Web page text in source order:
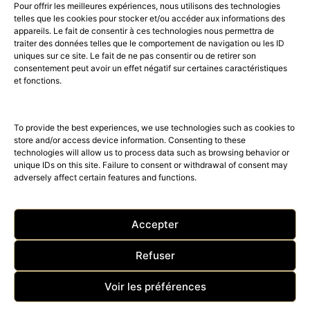
Pour offrir les meilleures expériences, nous utilisons des technologies
telles que les cookies pour stocker et/ou accéder aux informations des
appareils. Le fait de consentir à ces technologies nous permettra de
traiter des données telles que le comportement de navigation ou les ID
uniques sur ce site. Le fait de ne pas consentir ou de retirer son
consentement peut avoir un effet négatif sur certaines caractéristiques
et fonctions.
To provide the best experiences, we use technologies such as cookies to
store and/or access device information. Consenting to these
technologies will allow us to process data such as browsing behavior or
unique IDs on this site. Failure to consent or withdrawal of consent may
adversely affect certain features and functions.
Accepter
Refuser
Voir les préférences
52K 15K
BEST OF LUXE
SHOP – TRAVEL – CLUB
Acheter The Right Number
Contact